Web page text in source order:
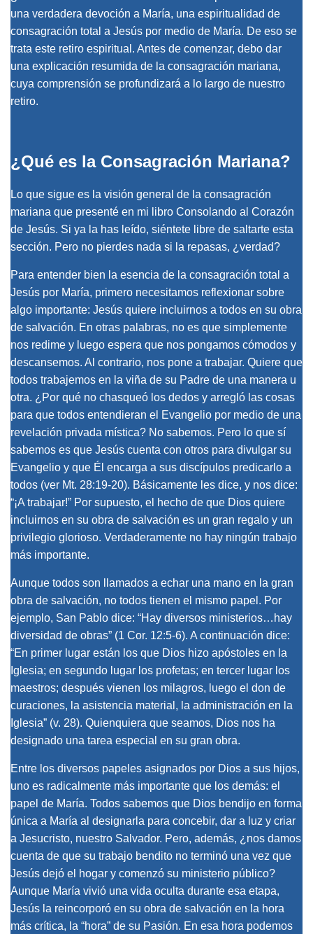
una verdadera devoción a María, una espiritualidad de
consagración total a Jesús por medio de María. De eso se
trata este retiro espiritual. Antes de comenzar, debo dar
una explicación resumida de la consagración mariana,
cuya comprensión se profundizará a lo largo de nuestro
retiro.
¿Qué es la Consagración Mariana?
Lo que sigue es la visión general de la consagración
mariana que presenté en mi libro Consolando al Corazón
de Jesús. Si ya la has leído, siéntete libre de saltarte esta
sección. Pero no pierdes nada si la repasas, ¿verdad?
Para entender bien la esencia de la consagración total a
Jesús por María, primero necesitamos reflexionar sobre
algo importante: Jesús quiere incluirnos a todos en su obra
de salvación. En otras palabras, no es que simplemente
nos redime y luego espera que nos pongamos cómodos y
descansemos. Al contrario, nos pone a trabajar. Quiere que
todos trabajemos en la viña de su Padre de una manera u
otra. ¿Por qué no chasqueó los dedos y arregló las cosas
para que todos entendieran el Evangelio por medio de una
revelación privada mística? No sabemos. Pero lo que sí
sabemos es que Jesús cuenta con otros para divulgar su
Evangelio y que Él encarga a sus discípulos predicarlo a
todos (ver Mt. 28:19-20). Básicamente les dice, y nos dice:
“¡A trabajar!” Por supuesto, el hecho de que Dios quiere
incluirnos en su obra de salvación es un gran regalo y un
privilegio glorioso. Verdaderamente no hay ningún trabajo
más importante.
Aunque todos son llamados a echar una mano en la gran
obra de salvación, no todos tienen el mismo papel. Por
ejemplo, San Pablo dice: “Hay diversos ministerios…hay
diversidad de obras” (1 Cor. 12:5-6). A continuación dice:
“En primer lugar están los que Dios hizo apóstoles en la
Iglesia; en segundo lugar los profetas; en tercer lugar los
maestros; después vienen los milagros, luego el don de
curaciones, la asistencia material, la administración en la
Iglesia” (v. 28). Quienquiera que seamos, Dios nos ha
designado una tarea especial en su gran obra.
Entre los diversos papeles asignados por Dios a sus hijos,
uno es radicalmente más importante que los demás: el
papel de María. Todos sabemos que Dios bendijo en forma
única a María al designarla para concebir, dar a luz y criar
a Jesucristo, nuestro Salvador. Pero, además, ¿nos damos
cuenta de que su trabajo bendito no terminó una vez que
Jesús dejó el hogar y comenzó su ministerio público?
Aunque María vivió una vida oculta durante esa etapa,
Jesús la reincorporó en su obra de salvación en la hora
más crítica, la “hora” de su Pasión. En esa hora podemos